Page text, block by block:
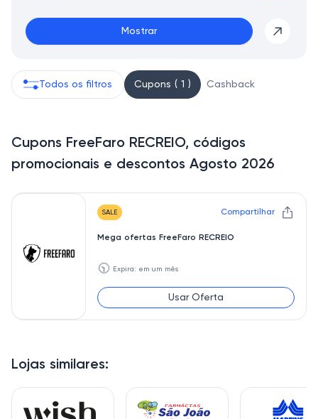
Mostrar
Lojas similares:
Todos os filtros Cupons ( 1 ) Cashback
Cupons FreeFaro RECREIO, códigos
promocionais e descontos Agosto 2026
SALE Compartilhar
Mega ofertas FreeFaro RECREIO
🕥 Expira: em um mês
Usar Oferta